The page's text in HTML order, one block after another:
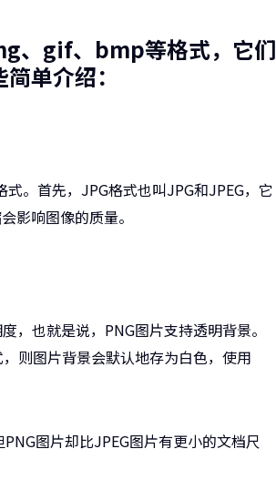
、gif、bmp等格式，它们
单介绍：
。首先，JPG格式也叫JPG和JPEG，它
影响图像的质量。
，也就是说，PNG图片支持透明背景。
则图片背景会默认地存为白色，使用
图片却比JPEG图片有更小的文档尺